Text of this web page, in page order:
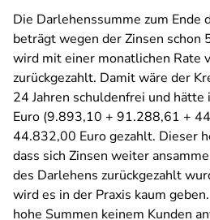
Die Darlehenssumme zum Ende
beträgt wegen der Zinsen schon
wird mit einer monatlichen Rate
zurückgezahlt. Damit wäre der
24 Jahren schuldenfrei und
Euro (9.893,10 + 91.288,61 +
44.832,00 Euro gezahlt. Dieser
dass sich Zinsen weiter
des Darlehens zurückgezahlt
wird es in der Praxis kaum
hohe Summen keinem Kunden